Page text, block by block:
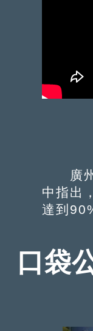
廣州
中指出
達到
口袋